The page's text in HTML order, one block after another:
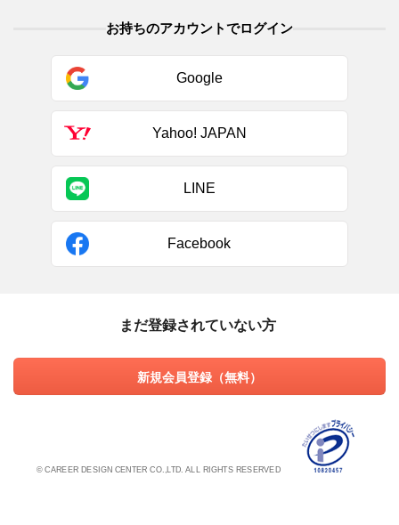
お持ちのアカウントでログイン
Google
Yahoo! JAPAN
LINE
Facebook
まだ登録されていない方
新規会員登録（無料）
© CAREER DESIGN CENTER CO.,LTD. ALL RIGHTS RESERVED